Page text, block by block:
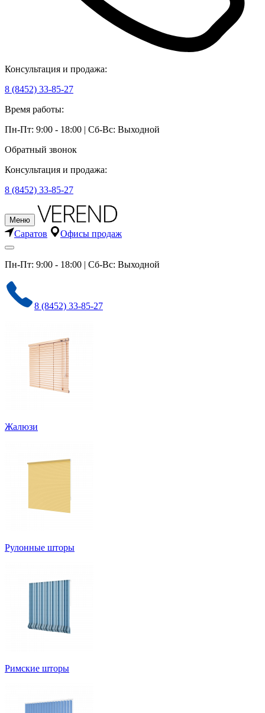
Консультация и продажа:
8 (8452) 33-85-27
Время работы:
Пн-Пт: 9:00 - 18:00 | Сб-Вс: Выходной
Обратный звонок
Консультация и продажа:
8 (8452) 33-85-27
Меню
Саратов Офисы продаж
Пн-Пт: 9:00 - 18:00 | Сб-Вс: Выходной
8 (8452) 33-85-27
Жалюзи
Рулонные шторы
Римские шторы